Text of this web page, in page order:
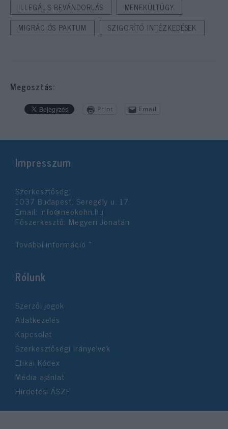
ILLEGÁLIS BEVÁNDORLÁS
MENEKÜLTÜGY
MIGRÁCIÓS PAKTUM
SZIGORÍTÓ INTÉZKEDÉSEK
Megosztás:
Print Email
Impresszum
Szerkesztőség:
1037 Budapest, Seregély u. 17.
Email: info@neokohn.hu
Főszerkesztő: Megyeri Jonatán
További információ »
Rólunk
Szerzői jogok
Adatkezelés
Kapcsolat
Szerkesztőségi irányelvek
Etikai Kódex
Média ajánlat
Hirdetési ÁSZF